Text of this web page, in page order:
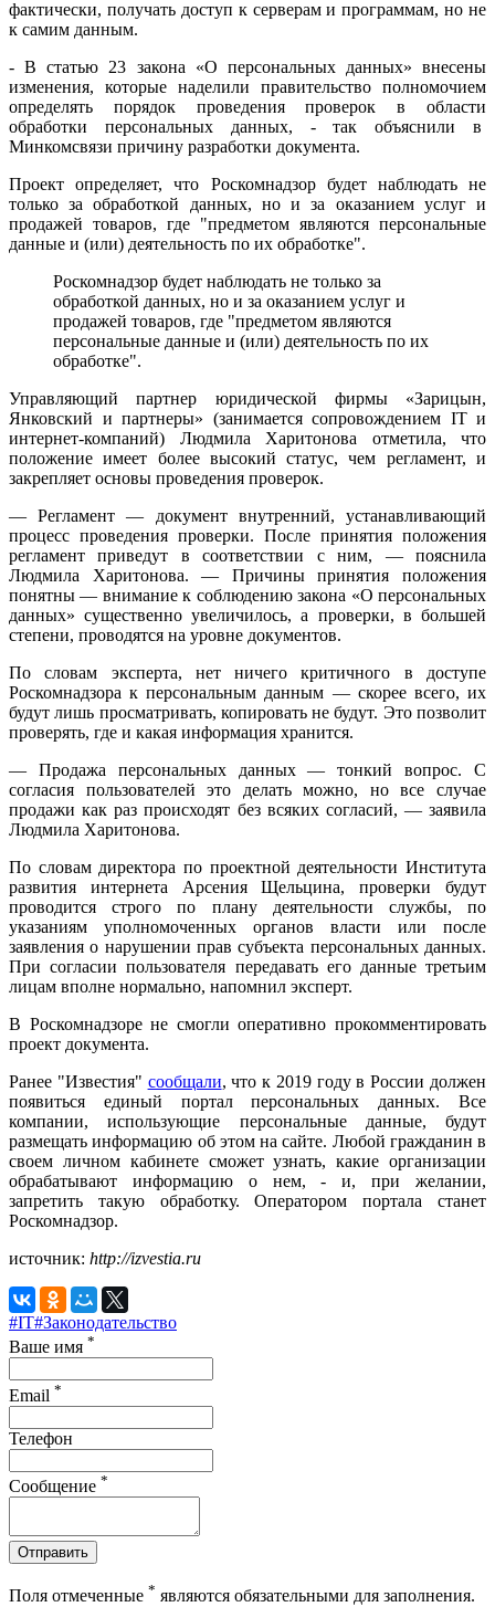
фактически, получать доступ к серверам и программам, но не
к самим данным.
- В статью 23 закона «О персональных данных» внесены
изменения, которые наделили правительство полномочием
определять порядок проведения проверок в области
обработки персональных данных, - так объяснили в
Минкомсвязи причину разработки документа.
Проект определяет, что Роскомнадзор будет наблюдать не
только за обработкой данных, но и за оказанием услуг и
продажей товаров, где "предметом являются персональные
данные и (или) деятельность по их обработке".
Роскомнадзор будет наблюдать не только за
обработкой данных, но и за оказанием услуг и
продажей товаров, где "предметом являются
персональные данные и (или) деятельность по их
обработке".
Управляющий партнер юридической фирмы «Зарицын,
Янковский и партнеры» (занимается сопровождением IT и
интернет-компаний) Людмила Харитонова отметила, что
положение имеет более высокий статус, чем регламент, и
закрепляет основы проведения проверок.
— Регламент — документ внутренний, устанавливающий
процесс проведения проверки. После принятия положения
регламент приведут в соответствии с ним, — пояснила
Людмила Харитонова. — Причины принятия положения
понятны — внимание к соблюдению закона «О персональных
данных» существенно увеличилось, а проверки, в большей
степени, проводятся на уровне документов.
По словам эксперта, нет ничего критичного в доступе
Роскомнадзора к персональным данным — скорее всего, их
будут лишь просматривать, копировать не будут. Это позволит
проверять, где и какая информация хранится.
— Продажа персональных данных — тонкий вопрос. С
согласия пользователей это делать можно, но все случае
продажи как раз происходят без всяких согласий, — заявила
Людмила Харитонова.
По словам директора по проектной деятельности Института
развития интернета Арсения Щельцина, проверки будут
проводится строго по плану деятельности службы, по
указаниям уполномоченных органов власти или после
заявления о нарушении прав субъекта персональных данных.
При согласии пользователя передавать его данные третьим
лицам вполне нормально, напомнил эксперт.
В Роскомнадзоре не смогли оперативно прокомментировать
проект документа.
Ранее "Известия" сообщали, что к 2019 году в России должен
появиться единый портал персональных данных. Все
компании, использующие персональные данные, будут
размещать информацию об этом на сайте. Любой гражданин в
своем личном кабинете сможет узнать, какие организации
обрабатывают информацию о нем, - и, при желании,
запретить такую обработку. Оператором портала станет
Роскомнадзор.
источник: http://izvestia.ru
#IT#Законодательство
Ваше имя *
Email *
Телефон
Сообщение *
Отправить
Поля отмеченные * являются обязательными для заполнения.